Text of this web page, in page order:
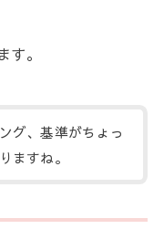
。
グ、基準がちょっ
ますね。